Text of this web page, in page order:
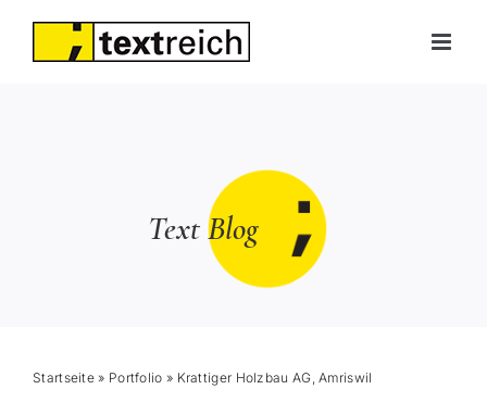
Skip
Text Blog
Startseite » Portfolio » Krattiger Holzbau AG, Amriswil